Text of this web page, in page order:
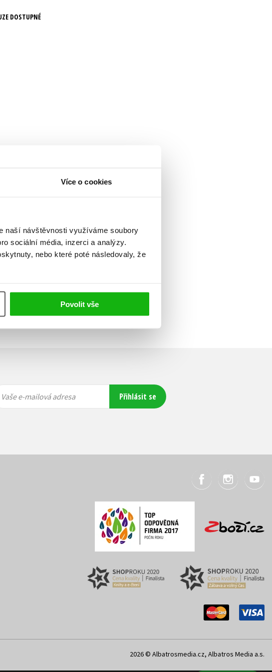
Více o cookies
naší návštěvnosti využíváme soubory
sociální média, inzerci a analýzy.
nebo které poté následovaly, že
Povolit vše
(SK)DOSTUPNÉ
Vaše e-
mailová
Vaše e-
mailová
Vaše e-mailová adresa Přihlásit se
2026 © Albatrosmedia.cz, Albatros Media a.s.